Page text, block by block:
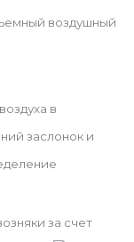
воздушный
в
заслонок и
за счет